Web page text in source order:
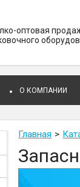
оптовая
О КОМПАНИИ
Главная